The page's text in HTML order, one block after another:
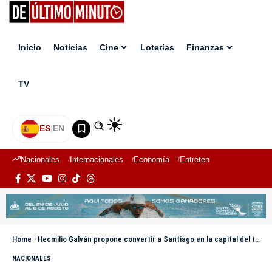
Inicio Noticias Cine Loterías Finanzas
TV
ES|EN
Nacionales Internacionales Economía Entretenimiento
Home - Hecmilio Galván propone convertir a Santiago en la capital del turismo urbano y agropecuario de RD
NACIONALES